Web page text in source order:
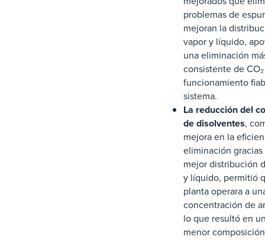
problemas de
mejoran la
vapor y líquido,
una eliminación
consistente de
funcionamiento
sistema.
La reducción del
de disolventes,
mejora en la
eliminación gracias
mejor distribución
y líquido, permitió
planta operara a
concentración de
lo que resultó en
menor